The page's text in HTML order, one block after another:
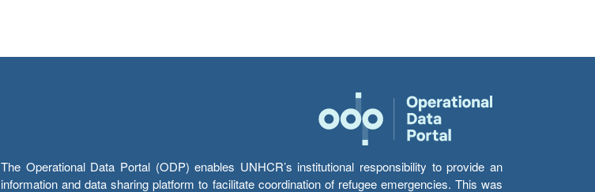
The Operational Data Portal (ODP) enables UNHCR’s institutional responsibility to provide an
information and data sharing platform to facilitate coordination of refugee emergencies. This was